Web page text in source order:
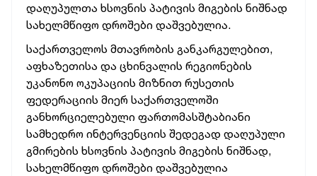
დაღუპულთა ხსოვნის პატივის მიგების ნიშნად
სახელმწიფო დროშები დაშვებულია.
საქართველოს მთავრობის განკარგულებით,
აფხაზეთისა და ცხინვალის რეგიონების
უკანონო ოკუპაციის მიზნით რუსეთის
ფედერაციის მიერ საქართველოში
განხორციელებული ფართომასშტაბიანი
სამხედრო ინტერვენციის შედეგად დაღუპული
გმირების ხსოვნის პატივის მიგების ნიშნად,
სახელმწიფო დროშები დაშვებულია